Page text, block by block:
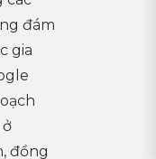
đám
gia
ở
đồng